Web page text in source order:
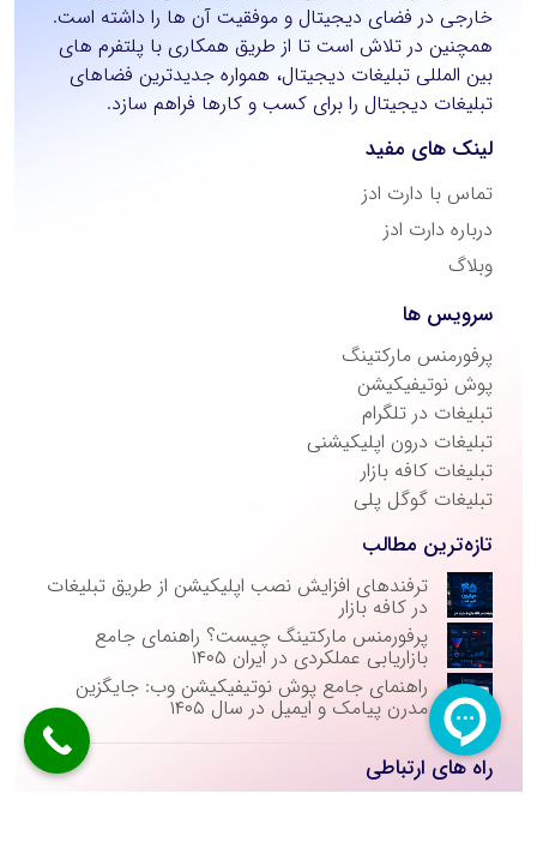
خارجی در فضای دیجیتال و موفقیت آن ها را داشته است.
همچنین در تلاش است تا از طریق همکاری با پلتفرم های
بین المللی تبلیغات دیجیتال، همواره جدیدترین فضاهای
تبلیغات دیجیتال را برای کسب و کارها فراهم سازد.
لینک های مفید
تماس با دارت ادز
درباره دارت ادز
وبلاگ
سرویس ها
پرفورمنس مارکتینگ
پوش نوتیفیکیشن
تبلیغات در تلگرام
تبلیغات درون اپلیکیشنی
تبلیغات کافه بازار
تبلیغات گوگل پلی
تازه‌ترین مطالب
ترفندهای افزایش نصب اپلیکیشن از طریق تبلیغات
در کافه بازار
پرفورمنس مارکتینگ چیست؟ راهنمای جامع
بازاریابی عملکردی در ایران ۱۴۰۵
راهنمای جامع پوش نوتیفیکیشن وب: جایگزین
مدرن پیامک و ایمیل در سال ۱۴۰۵
راه های ارتباطی